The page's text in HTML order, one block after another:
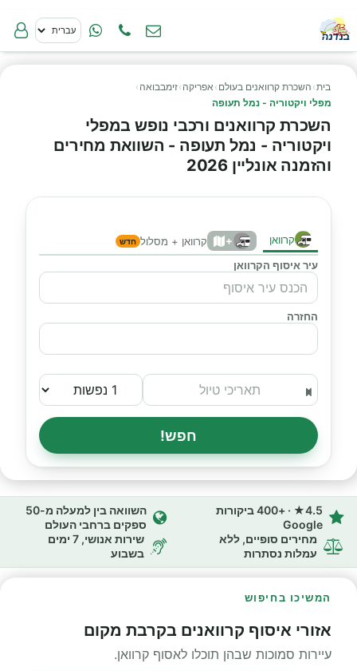
בית› השכרת קרוואנים בעולם › אפריקה ›זימבבואה ›
מפלי ויקטוריה - נמל תעופה
השכרת קרוואנים ורכבי נופש במפלי
ויקטוריה - נמל תעופה - השוואת מחירים
והזמנה אונליין 2026
קרוואן + קרוואן + מסלול חדש
עיר איסוף הקרוואן
החזרה
חפש!
4.5★ · +400 ביקורות
Google
השוואה בין למעלה מ-50
ספקים ברחבי העולם
מחירים סופיים, ללא
עמלות נסתרות
שירות אנושי, 7 ימים
בשבוע
המשיכו בחיפוש
אזורי איסוף קרוואנים בקרבת מקום
עיירות סמוכות שבהן תוכלו לאסוף קרוואן.